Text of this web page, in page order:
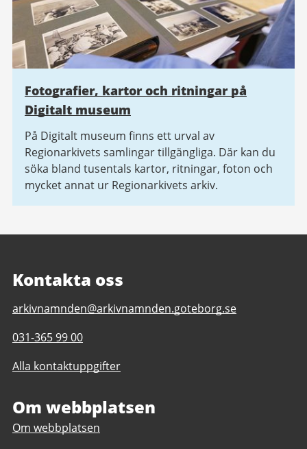
Fotografier, kartor och ritningar på
Digitalt museum
På Digitalt museum finns ett urval av
Regionarkivets samlingar tillgängliga. Där kan du
söka bland tusentals kartor, ritningar, foton och
mycket annat ur Regionarkivets arkiv.
Kontakta oss
E-
till
Regionarkivet
arkivnamnden@arkivnamnden.goteborg.se
Telefonnummer
Regionarkivet
031-365 99 00
Alla kontaktuppgifter
Om webbplatsen
Om webbplatsen